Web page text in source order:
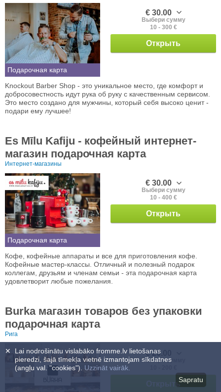
Подарочная карта
€ 30.00
Выбери сумму
10 - 300 €
Открыть
Knockout Barber Shop - это уникальное место, где комфорт и
добросовестность идут рука об руку с качественным сервисом.
Это место создано для мужчины, который себя высоко ценит -
подари ему лучшее!
Es Mīlu Kafiju - кофейный интернет-
магазин подарочная карта
Интернет-магазины
Подарочная карта
€ 30.00
Выбери сумму
10 - 400 €
Открыть
Кофе, кофейные аппараты и все для приготовления кофе.
Кофейные мастер-классы. Отличный и полезный подарок
коллегам, друзьям и членам семьи - эта подарочная карта
удовлетворит любые пожелания.
Burka магазин товаров без упаковки
подарочная карта
Рига
€ 20.00
Выбери сумму
Открыть
Lai nodrošinātu vislabāko fromme.lv lietošanas
pieredzi, šajā tīmekļa vietnē izmantojam sīkdatnes
(angļu val. "cookies"). Uzzināt vairāk.
Sapratu
✕